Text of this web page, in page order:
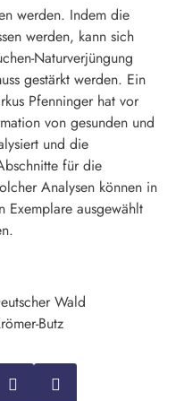
werden. Indem die
werden, kann sich
Naturverjüngung
gestärkt werden. Ein
Pfenninger hat vor
von gesunden und
und die
für die
Analysen können in
Exemplare ausgewählt
Wald
Butz